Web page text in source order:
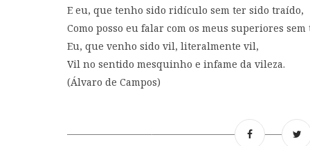
E eu, que tenho sido ridículo sem ter sido traído,
Como posso eu falar com os meus superiores
Eu, que venho sido vil, literalmente vil,
Vil no sentido mesquinho e infame da vileza.
(Álvaro de Campos)